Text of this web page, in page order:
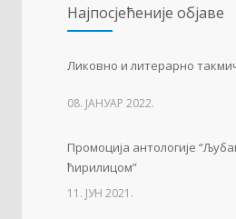
Најпосјећеније објаве
Ликовно и литерарно
08. ЈАНУАР 2022.
Промоција антологије
ћирилицом”
11. ЈУН 2021.